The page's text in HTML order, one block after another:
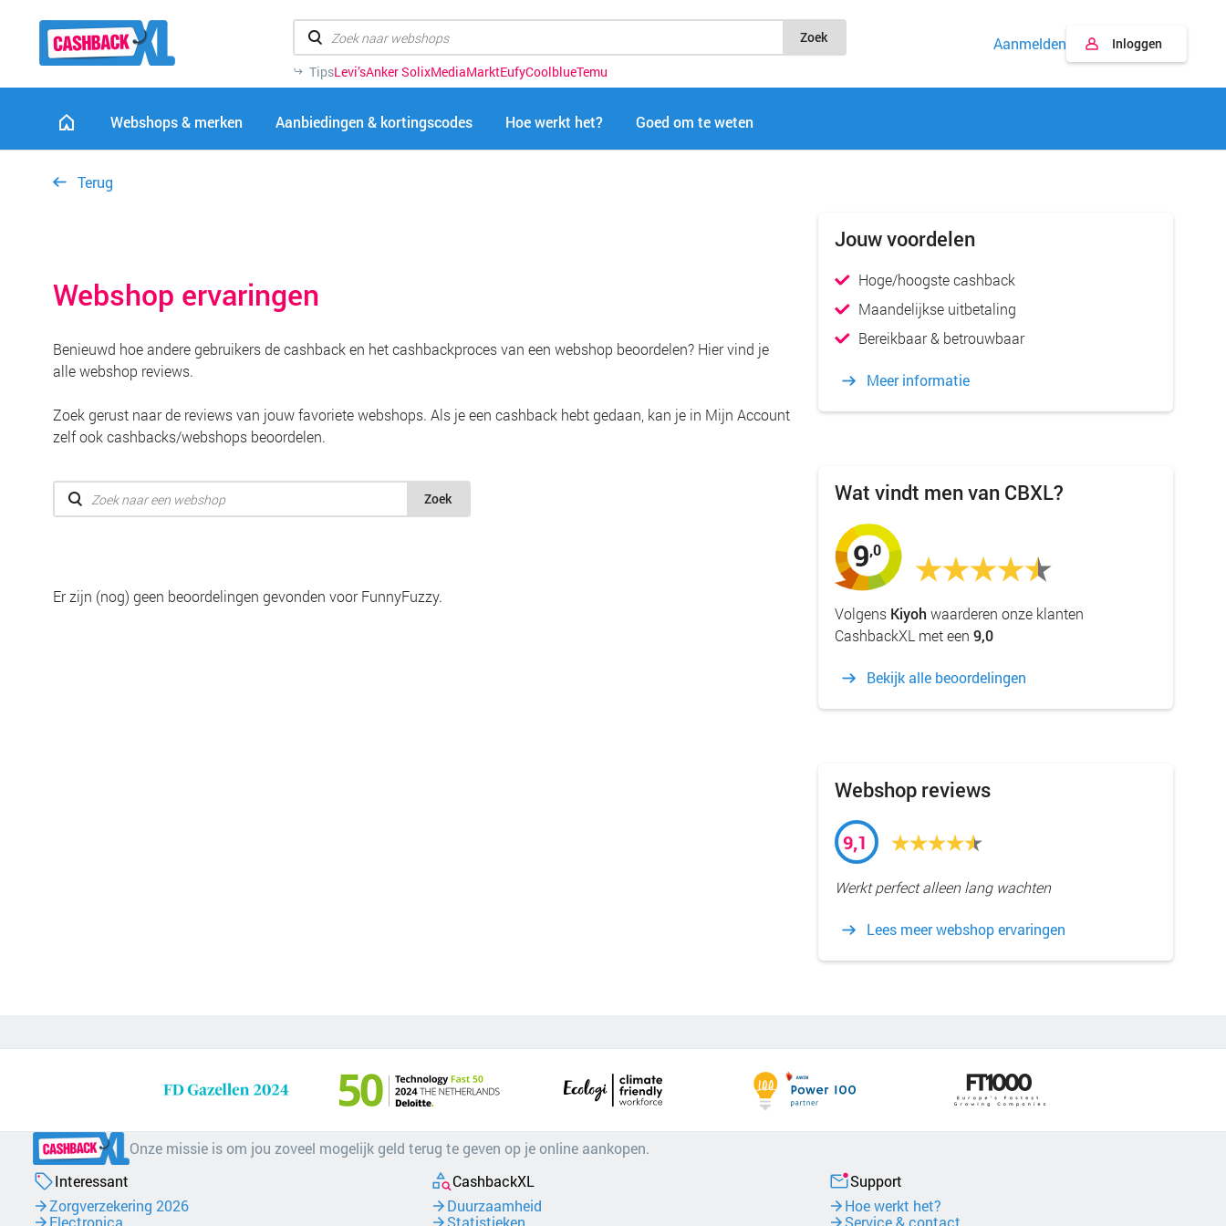
Zoek
TipsLevi’sAnker SolixMediaMarktEufyCoolblueTemu
Aanmelden Inloggen
Webshops & merken Aanbiedingen & kortingscodes Hoe werkt het? Goed om te weten
Terug
Webshop ervaringen
Benieuwd hoe andere gebruikers de cashback en het cashbackproces van een webshop beoordelen? Hier vind je
alle webshop reviews.
Zoek gerust naar de reviews van jouw favoriete webshops. Als je een cashback hebt gedaan, kan je in Mijn Account
zelf ook cashbacks/webshops beoordelen.
Zoek
Er zijn (nog) geen beoordelingen gevonden voor FunnyFuzzy.
Jouw voordelen
Hoge/hoogste cashback
Maandelijkse uitbetaling
Bereikbaar & betrouwbaar
Meer informatie
Wat vindt men van CBXL?
9,0
Volgens Kiyoh waarderen onze klanten
CashbackXL met een 9,0
Bekijk alle beoordelingen
Webshop reviews
9,1
Werkt perfect alleen lang wachten
Lees meer webshop ervaringen
Onze missie is om jou zoveel mogelijk geld terug te geven op je online aankopen.
Interessant
Zorgverzekering 2026
Electronica
CashbackXL
Duurzaamheid
Statistieken
Support
Hoe werkt het?
Service & contact